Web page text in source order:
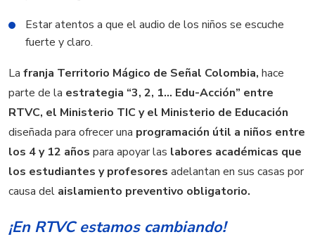
Estar atentos a que el audio de los niños se escuche
fuerte y claro.
La franja Territorio Mágico de Señal Colombia, hace
parte de la estrategia “3, 2, 1… Edu-Acción” entre
RTVC, el Ministerio TIC y el Ministerio de Educación
diseñada para ofrecer una programación útil a niños entre
los 4 y 12 años para apoyar las labores académicas que
los estudiantes y profesores adelantan en sus casas por
causa del aislamiento preventivo obligatorio.
¡En RTVC estamos cambiando!